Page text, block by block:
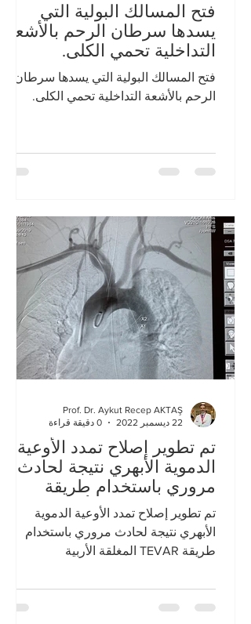
فتح المسالك البولية التي
يسدها سرطان الرحم بالأشعة
التداخلية تحمي الكلى.
فتح المسالك البولية التي يسدها سرطان
الرحم بالأشعة التداخلية تحمي الكلى.
تم تطوير إصلاح تمدد الأوعية
الدموية الأبهري نتيجة لحادث
مروري باستخدام طريقة
TEVAR المغلقة الأربية
تم تطوير إصلاح تمدد الأوعية الدموية
الأبهري نتيجة لحادث مروري باستخدام
طريقة TEVAR المغلقة الأربية
Prof. Dr. Aykut Recep AKTAŞ
22 ديسمبر 2022
0 دقيقة قراءة